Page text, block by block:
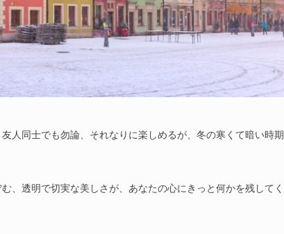
人同士でも勿論、それなりに楽しめるが、冬の寒くて暗い時期
、透明で切実な美しさが、あなたの心にきっと何かを残してく